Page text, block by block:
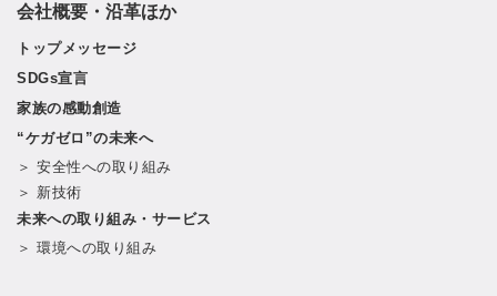
会社概要・沿革ほか
トップメッセージ
SDGs宣言
家族の感動創造
“ケガゼロ”の未来へ
＞ 安全性への取り組み
＞ 新技術
未来への取り組み・サービス
＞ 環境への取り組み